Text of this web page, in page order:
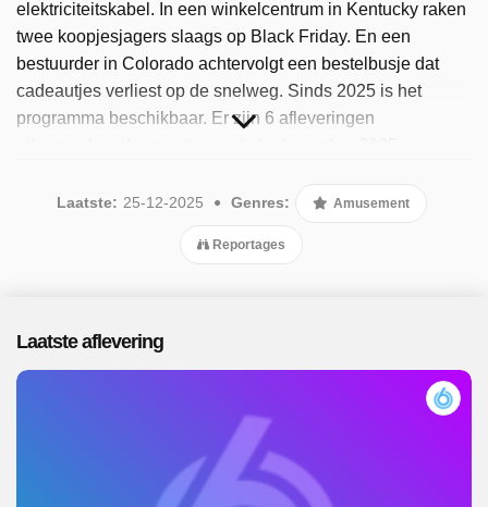
elektriciteitskabel. In een winkelcentrum in Kentucky raken
twee koopjesjagers slaags op Black Friday. En een
bestuurder in Colorado achtervolgt een bestelbusje dat
cadeautjes verliest op de snelweg. Sinds 2025 is het
programma beschikbaar. Er zijn 6 afleveringen
Laatste: 25-12-2025 Genres: Amusement
Reportages
Laatste aflevering